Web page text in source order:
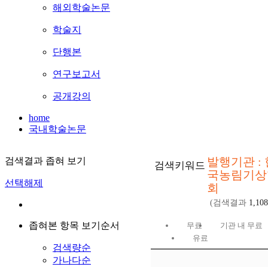
해외학술논문
학술지
단행본
연구보고서
공개강의
home
국내학술논문
검색결과 좁혀 보기
선택해제
좁혀본 항목 보기순서
검색량순
가나다순
검색키워드 발행기관 :
국농림기
회
(검색결과 1,108
무료
기관 내 무료
유료